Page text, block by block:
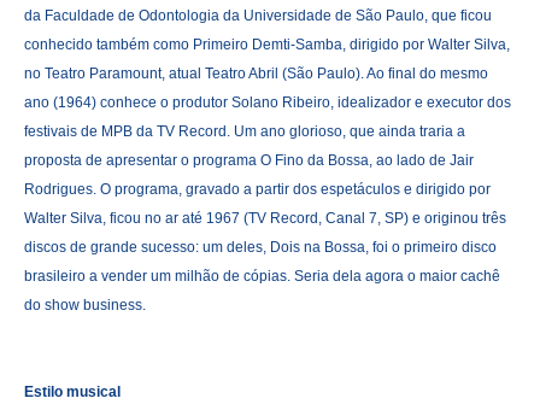
da Faculdade de Odontologia da Universidade de São Paulo, que ficou
conhecido também como Primeiro Demti-Samba, dirigido por Walter Silva,
no Teatro Paramount, atual Teatro Abril (São Paulo). Ao final do mesmo
ano (1964) conhece o produtor Solano Ribeiro, idealizador e executor dos
festivais de MPB da TV Record. Um ano glorioso, que ainda traria a
proposta de apresentar o programa O Fino da Bossa, ao lado de Jair
Rodrigues. O programa, gravado a partir dos espetáculos e dirigido por
Walter Silva, ficou no ar até 1967 (TV Record, Canal 7, SP) e originou três
discos de grande sucesso: um deles, Dois na Bossa, foi o primeiro disco
brasileiro a vender um milhão de cópias. Seria dela agora o maior cachê
do show business.
Estilo musical